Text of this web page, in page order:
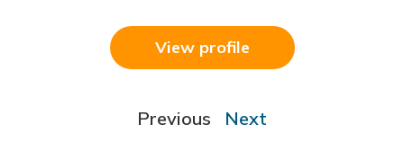
View profile
Previous Next